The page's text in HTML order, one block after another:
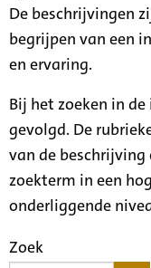
De beschrijvingen
begrijpen van een
en ervaring.
Bij het zoeken in
gevolgd. De
van de beschrijving
zoekterm in een
onderliggende
Zoek